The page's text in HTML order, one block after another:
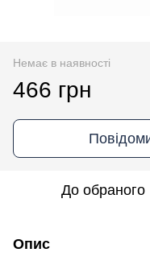
Немає в наявності
466 грн
До обраного
Опис